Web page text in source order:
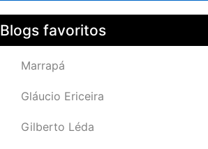
Blogs favoritos
Marrapá
Gláucio Ericeira
Gilberto Léda